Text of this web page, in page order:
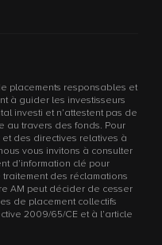
placements responsables et
à guider les investisseurs
investi et n’attestent pas de
travers des fonds. Pour
et des directives relatives à
vous invitons à consulter
d’information clé pour
des réclamations
AM peut décider de cesser
de placement collectifs
2009/65/CE et à l’article